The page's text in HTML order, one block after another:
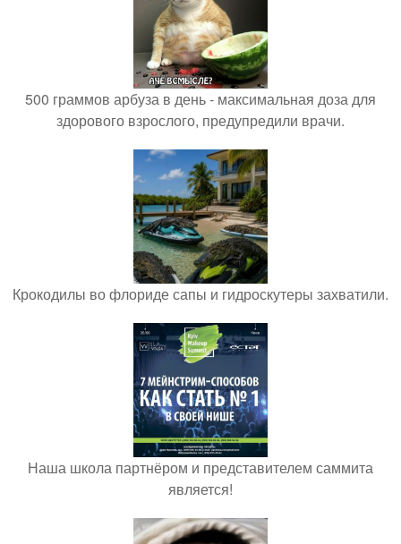
500 граммов арбуза в день - максимальная доза для
здорового взрослого, предупредили врачи.
Крокодилы во флориде сапы и гидроскутеры захватили.
Наша школа партнёром и представителем саммита
является!